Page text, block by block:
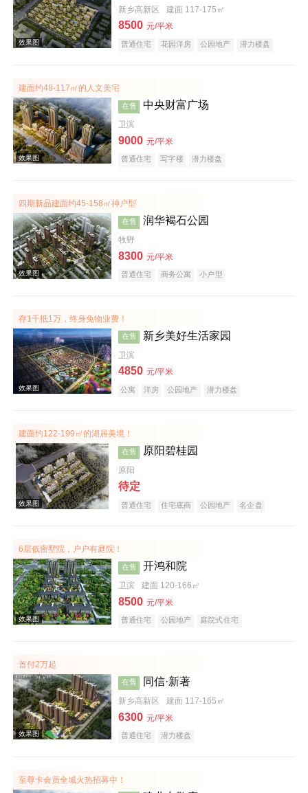
效果图
新乡高新区 建面 117-175㎡
8500 元/平米
普通住宅 花园洋房 公园地产
潜力楼盘
建面约48-117㎡的人文美宅
效果图
在售 中央财富广场
卫滨
9000 元/平米
普通住宅 写字楼 潜力楼盘
四期新品建面约45-158㎡神户型
效果图
在售 润华褐石公园
牧野
8300 元/平米
普通住宅 商务公寓 小户型
存1千抵1万，终身免物业费！
效果图
在售 新乡美好生活家园
卫滨
4850 元/平米
公寓 洋房 公园地产
潜力楼盘
建面约122-199㎡的湖居美境！
在售 原阳碧桂园
原阳
待定
普通住宅 住宅底商 公园地产 名企盘
6层低密墅院，户户有庭院！
在售 开鸿和院
卫滨 建面 120-166㎡
8500 元/平米
普通住宅 公园地产 庭院式住宅
首付2万起
在售 同信·新著
新乡高新区 建面 117-165㎡
6300 元/平米
普通住宅 潜力楼盘
至尊卡会员全城火热招募中！